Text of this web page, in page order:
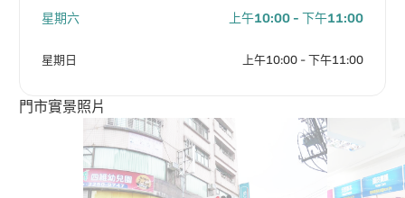
星期六 上午10:00 - 下午11:00
星期日 上午10:00 - 下午11:00
門市實景照片